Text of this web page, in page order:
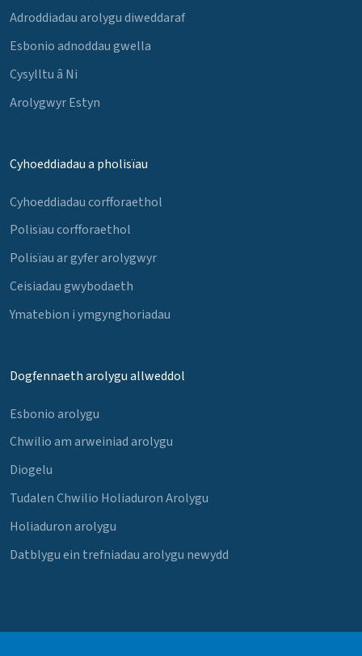
Adroddiadau arolygu diweddaraf
Esbonio adnoddau gwella
Cysylltu â Ni
Arolygwyr Estyn
Cyhoeddiadau a pholisïau
Cyhoeddiadau corfforaethol
Polisïau corfforaethol
Polisïau ar gyfer arolygwyr
Ceisiadau gwybodaeth
Ymatebion i ymgynghoriadau
Dogfennaeth arolygu allweddol
Esbonio arolygu
Chwilio am arweiniad arolygu
Diogelu
Tudalen Chwilio Holiaduron Arolygu
Holiaduron arolygu
Datblygu ein trefniadau arolygu newydd